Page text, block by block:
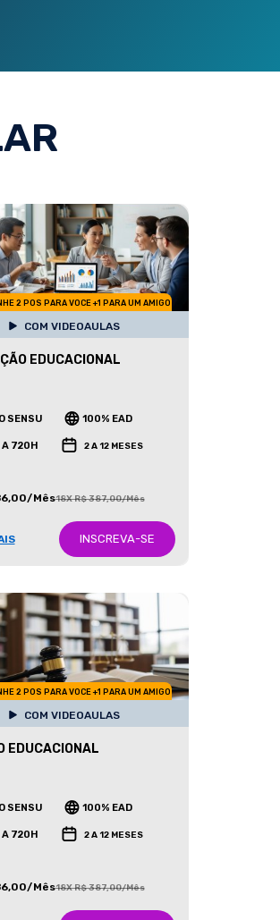
2 POS PARA VOCE +1 PARA UM AMIGO
COM VIDEOAULAS
EDUCACIONAL
SENSU 100% EAD
720H 2 A 12 MESES
Mês18X R$ 387,00/Mês
INSCREVA-SE
2 POS PARA VOCE +1 PARA UM AMIGO
COM VIDEOAULAS
EDUCACIONAL
SENSU 100% EAD
720H 2 A 12 MESES
Mês18X R$ 387,00/Mês